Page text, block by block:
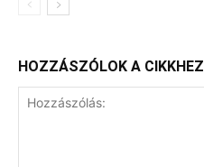
HOZZÁSZÓLOK A CIKKHEZ